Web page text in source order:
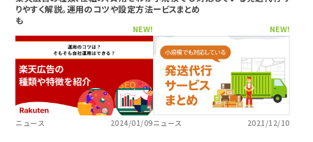
りやすく解説。運用のコツや設定方法
も
NEW!
ニュース 2024/01/09
ービスまとめ
NEW!
ニュース 2021/12/10